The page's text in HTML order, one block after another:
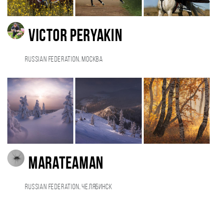
Victor Peryakin
Russian Federation, Москва
marateaman
Russian Federation, Челябинск